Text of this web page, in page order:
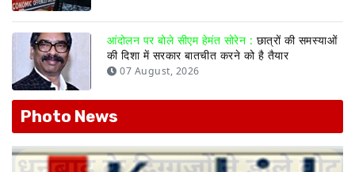
आंदोलन पर बोले सीएम हेमंत सोरेन : छात्रों की समस्याओं
की दिशा में सरकार बातचीत करने को है तैयार
07 August, 2026
Photo News